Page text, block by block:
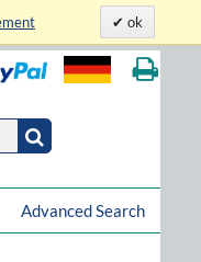
ok
Advanced Search